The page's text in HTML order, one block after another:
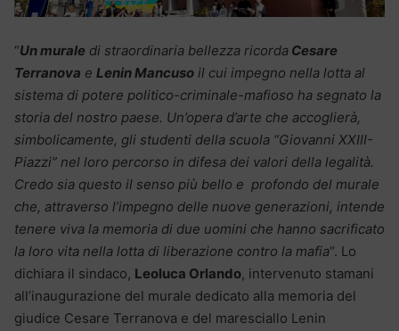
“Un murale di straordinaria bellezza ricorda Cesare
Terranova e Lenin Mancuso il cui impegno nella lotta al
sistema di potere politico-criminale-mafioso ha segnato la
storia del nostro paese. Un’opera d’arte che accoglierà,
simbolicamente, gli studenti della scuola “Giovanni XXIII-
Piazzi” nel loro percorso in difesa dei valori della legalità.
Credo sia questo il senso più bello e profondo del murale
che, attraverso l’impegno delle nuove generazioni, intende
tenere viva la memoria di due uomini che hanno sacrificato
la loro vita nella lotta di liberazione contro la mafia“. Lo
dichiara il sindaco, Leoluca Orlando, intervenuto stamani
all’inaugurazione del murale dedicato alla memoria del
giudice Cesare Terranova e del maresciallo Lenin